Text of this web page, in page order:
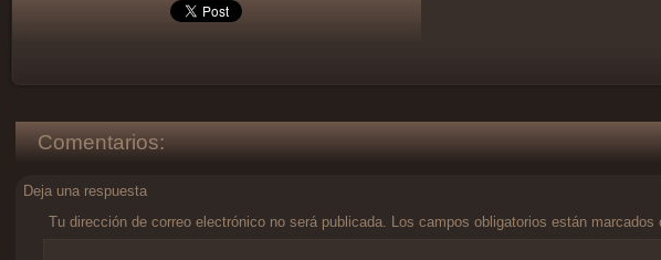
Comentarios:
Deja una respuesta
Tu dirección de correo electrónico no será publicada. Los campos obligatorios están marcados